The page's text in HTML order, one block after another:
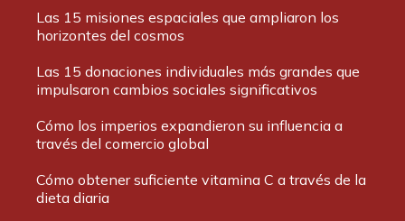
Las 15 misiones espaciales que ampliaron los
horizontes del cosmos
Las 15 donaciones individuales más grandes que
impulsaron cambios sociales significativos
Cómo los imperios expandieron su influencia a
través del comercio global
Cómo obtener suficiente vitamina C a través de la
dieta diaria